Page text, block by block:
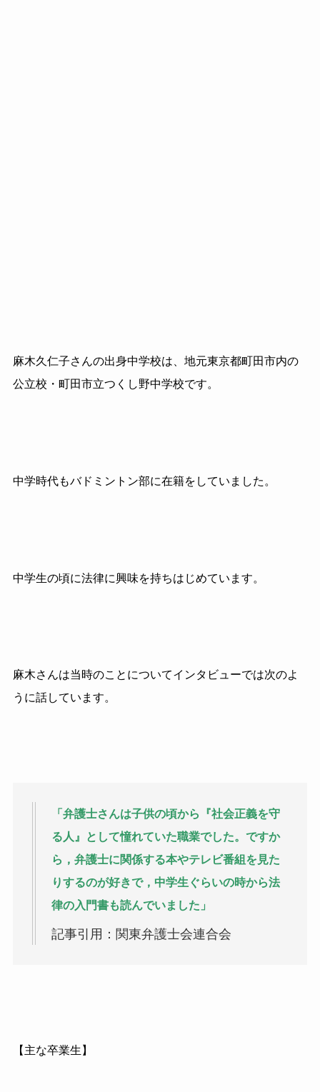
麻木久仁子さんの出身中学校は、地元東京都町田市内の
公立校・町田市立つくし野中学校です。
中学時代もバドミントン部に在籍をしていました。
中学生の頃に法律に興味を持ちはじめています。
麻木さんは当時のことについてインタビューでは次のよ
うに話しています。
「弁護士さんは子供の頃から『社会正義を守
る人』として憧れていた職業でした。ですか
ら，弁護士に関係する本やテレビ番組を見た
りするのが好きで，中学生ぐらいの時から法
律の入門書も読んでいました」
記事引用：関東弁護士会連合会
【主な卒業生】